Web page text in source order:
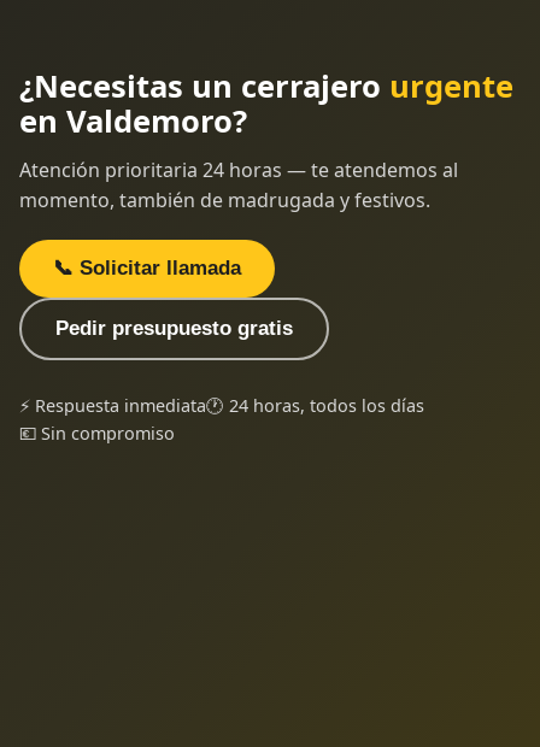
¿Necesitas un cerrajero urgente
en Valdemoro?
Atención prioritaria 24 horas — te atendemos al
momento, también de madrugada y festivos.
📞 Solicitar llamada
Pedir presupuesto gratis
⚡ Respuesta inmediata🕐 24 horas, todos los días
💶 Sin compromiso